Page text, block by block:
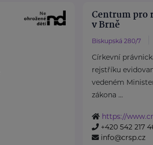
Centrum pro
v Brně
Biskupská 280/7
Církevní
rejstříku
vedeném
zákona ...
https://
+420 542 217
info@crsp.cz